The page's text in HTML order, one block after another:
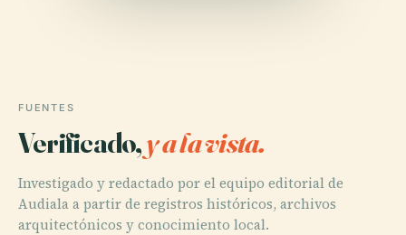
FUENTES
Verificado,y a la vista.
Investigado y redactado por el equipo editorial de
Audiala a partir de registros históricos, archivos
arquitectónicos y conocimiento local.